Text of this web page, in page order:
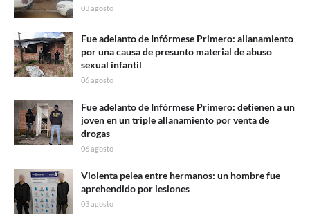
03 agosto
Fue adelanto de Infórmese Primero: allanamiento
por una causa de presunto material de abuso
sexual infantil
06 agosto
Fue adelanto de Infórmese Primero: detienen a un
joven en un triple allanamiento por venta de
drogas
06 agosto
Violenta pelea entre hermanos: un hombre fue
aprehendido por lesiones
03 agosto